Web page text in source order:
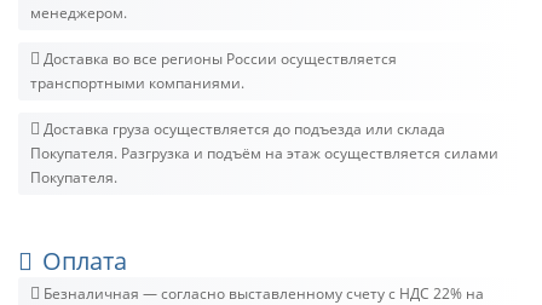
менеджером.
Доставка во все регионы России осуществляется
транспортными компаниями.
Доставка груза осуществляется до подъезда или склада
Покупателя. Разгрузка и подъём на этаж осуществляется силами
Покупателя.
Оплата
Безналичная — согласно выставленному счету c НДС 22% на